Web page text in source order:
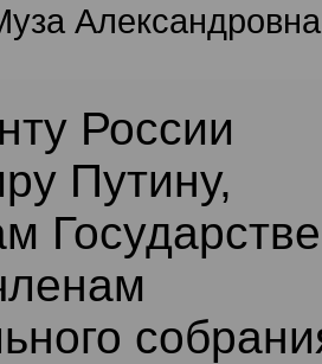
Александровна
России
Путину,